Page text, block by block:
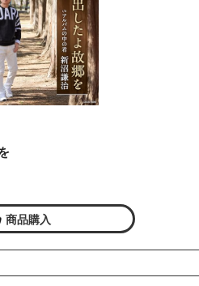
商品購入